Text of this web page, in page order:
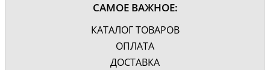
САМОЕ ВАЖНОЕ:
КАТАЛОГ ТОВАРОВ
ОПЛАТА
ДОСТАВКА